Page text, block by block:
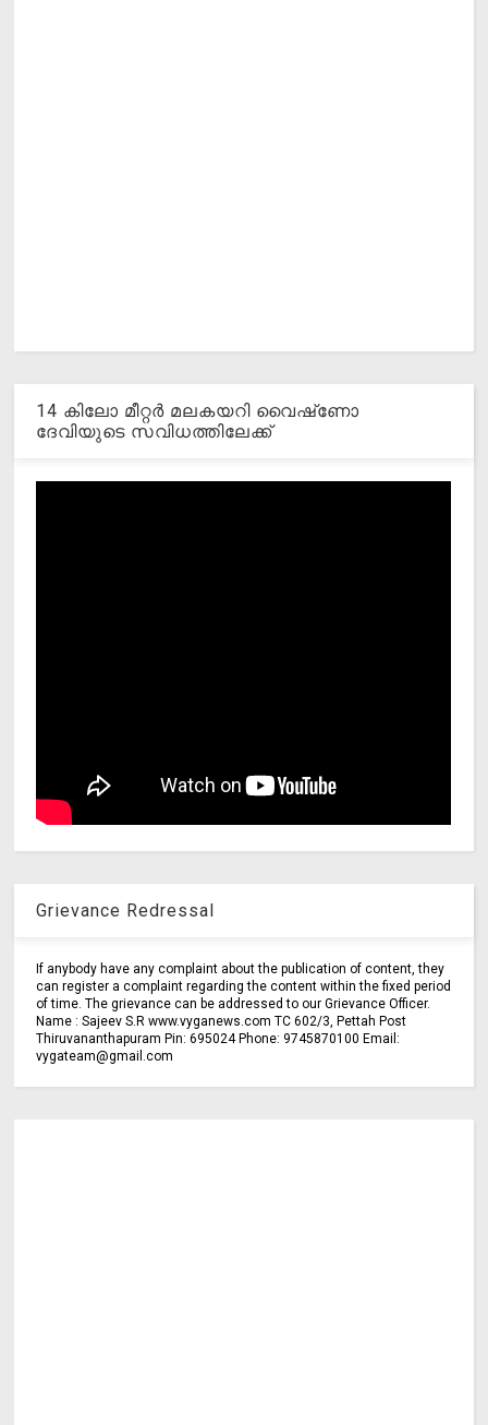
14 കിലോ മീറ്റര്‍ മലകയറി വൈഷ്‌ണോ
ദേവിയുടെ സവിധത്തിലേക്ക്
Grievance Redressal
If anybody have any complaint about the publication of content, they
can register a complaint regarding the content within the fixed period
of time. The grievance can be addressed to our Grievance Officer.
Name : Sajeev S.R www.vyganews.com TC 602/3, Pettah Post
Thiruvananthapuram Pin: 695024 Phone: 9745870100 Email:
vygateam@gmail.com